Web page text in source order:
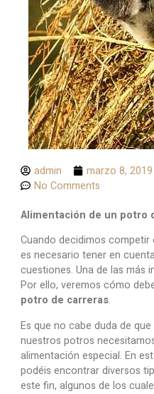
admin marzo 8, 2019
No Comments
Alimentación de un potro
Cuando decidimos
es necesario tener en
cuestiones. Una de las más
Por ello, veremos cómo
potro de carreras.
Es que no cabe duda de
nuestros potros
alimentación especial. En
podéis encontrar diversos
este fin, algunos de los